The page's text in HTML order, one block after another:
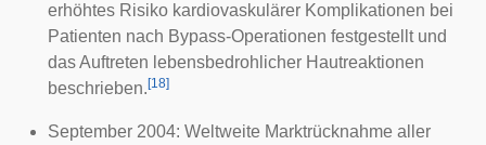
erhöhtes Risiko kardiovaskulärer Komplikationen bei
Patienten nach Bypass-Operationen festgestellt und
das Auftreten lebensbedrohlicher Hautreaktionen
beschrieben. [18]
September 2004: Weltweite Marktrücknahme aller